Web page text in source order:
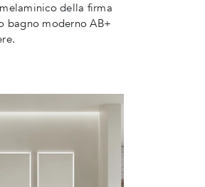
della firma
bagno moderno AB+